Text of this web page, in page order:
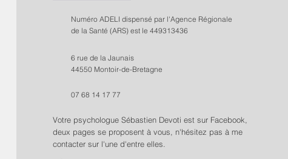
NuméroADELI dispensé par l'Agence Régionale
de la Santé (ARS) est le449313436
6 rue de la Jaunais
44550 Montoir-de-Bretagne
07 68 14 17 77
Votre psychologue Sébastien Devoti est sur Facebook,
deux pages se proposent à vous, n'hésitez pas à me
contacter sur l'une d'entre elles.